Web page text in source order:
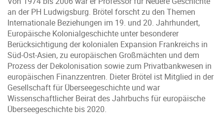
an der PH Ludwigsburg. Brötel forscht zu den Themen
Internationale Beziehungen im 19. und 20. Jahrhundert,
Europäische Kolonialgeschichte unter besonderer
Berücksichtigung der kolonialen Expansion Frankreichs in
Süd-Ost-Asien, zu europäischen Großmächten und dem
Prozess der Dekolonisation sowie zum Privatbankwesen in
europäischen Finanzzentren. Dieter Brötel ist Mitglied in der
Gesellschaft für Überseegeschichte und war
Wissenschaftlicher Beirat des Jahrbuchs für europäische
Überseegeschichte bis 2020.